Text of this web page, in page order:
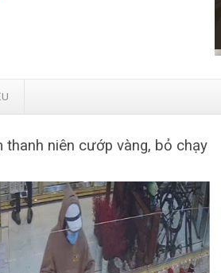
thanh niên cướp vàng, bỏ chạy